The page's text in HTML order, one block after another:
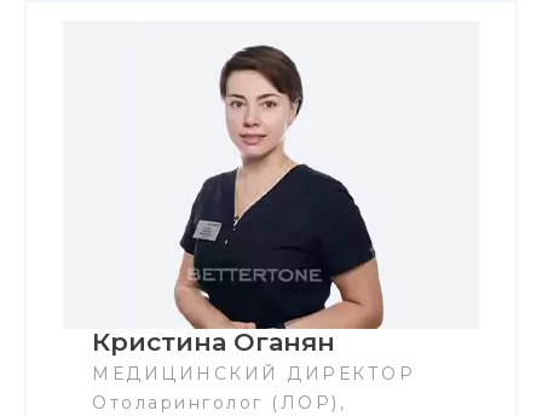
Кристина Оганян
МЕДИЦИНСКИЙ ДИРЕКТОР
Отоларинголог (ЛОР),